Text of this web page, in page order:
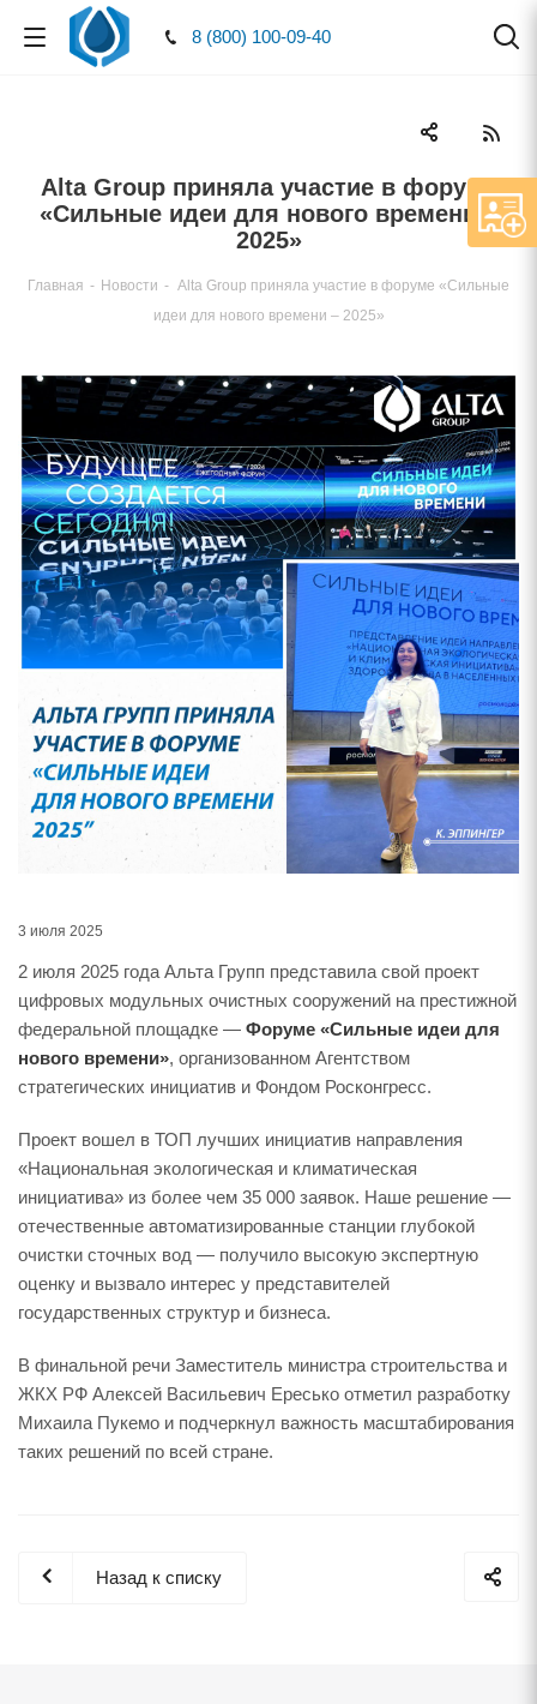
8 (800) 100-09-40
Alta Group приняла участие в форуме
«Сильные идеи для нового времени –
2025»
Главная - Новости - Alta Group приняла участие в форуме «Сильные
идеи для нового времени – 2025»
3 июля 2025
2 июля 2025 года Альта Групп представила свой проект
цифровых модульных очистных сооружений на престижной
федеральной площадке — Форуме «Сильные идеи для
нового времени», организованном Агентством
стратегических инициатив и Фондом Росконгресс.
Проект вошел в ТОП лучших инициатив направления
«Национальная экологическая и климатическая
инициатива» из более чем 35 000 заявок. Наше решение —
отечественные автоматизированные станции глубокой
очистки сточных вод — получило высокую экспертную
оценку и вызвало интерес у представителей
государственных структур и бизнеса.
В финальной речи Заместитель министра строительства и
ЖКХ РФ Алексей Васильевич Ересько отметил разработку
Михаила Пукемо и подчеркнул важность масштабирования
таких решений по всей стране.
Назад к списку